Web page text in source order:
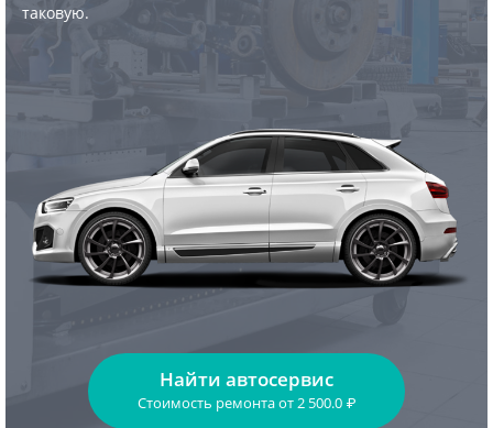
таковую.
Найти автосервис
Стоимость ремонтаот 2 500.0 ₽